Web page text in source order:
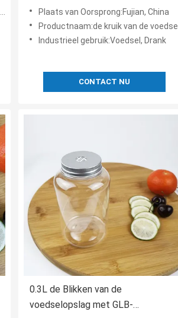
Onverwachte Rang van het
Dekselsvoedsel Juice Bottles
Plaats van Oorsprong:Fujian, China
Productnaam:de kruik van de voedselcontainer
Industrieel gebruik:Voedsel, Drank
CONTACT NU
0.3L de Blikken van de
voedselopslag met GLB-